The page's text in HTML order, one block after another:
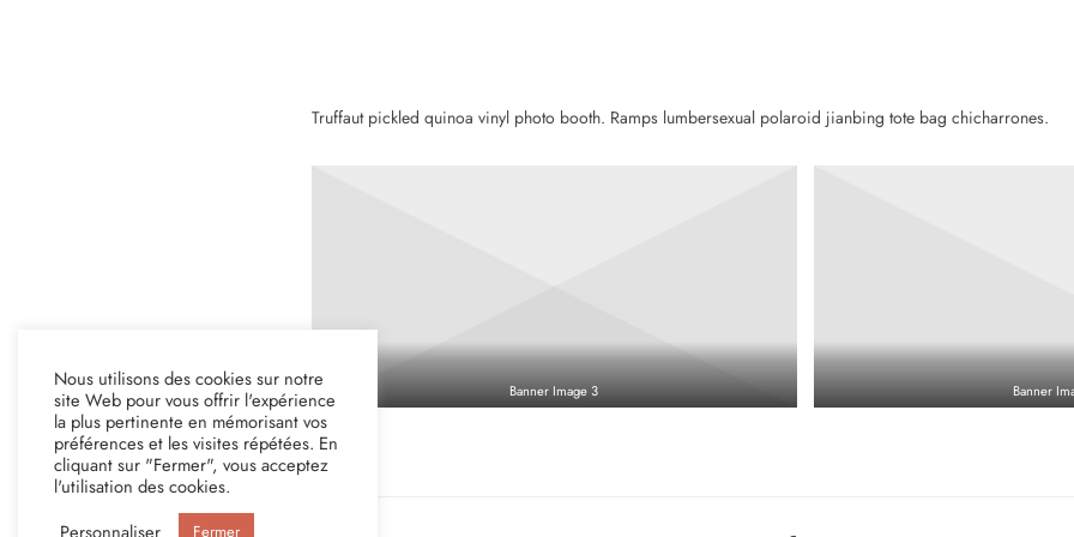
Truffaut pickled quinoa vinyl photo booth. Ramps lumbersexual polaroid jianbing tote bag chicharrones.
Banner Image 3 Banner
Nous utilisons des cookies sur notre
site Web pour vous offrir l'expérience
la plus pertinente en mémorisant vos
préférences et les visites répétées. En
cliquant sur "Fermer", vous acceptez
l'utilisation des cookies.
Personnaliser
Fermer